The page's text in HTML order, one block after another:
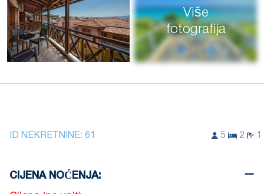
Više
fotografija
ID NEKRETNINE: 61 5 2
CIJENA NOĆENJA: